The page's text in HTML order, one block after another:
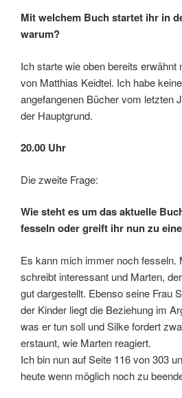
Mit welchem Buch startet ihr in
warum?
Ich starte wie oben bereits erwähnt
von Matthias Keidtel. Ich habe
angefangenen Bücher vom letzten
der Hauptgrund.
20.00 Uhr
Die zweite Frage:
Wie steht es um das aktuelle
fesseln oder greift ihr nun zu
Es kann mich immer noch fesseln.
schreibt interessant und Marten,
gut dargestellt. Ebenso seine Frau
der Kinder liegt die Beziehung im
was er tun soll und Silke fordert
erstaunt, wie Marten reagiert.
Ich bin nun auf Seite 116 von 303
heute wenn möglich noch zu